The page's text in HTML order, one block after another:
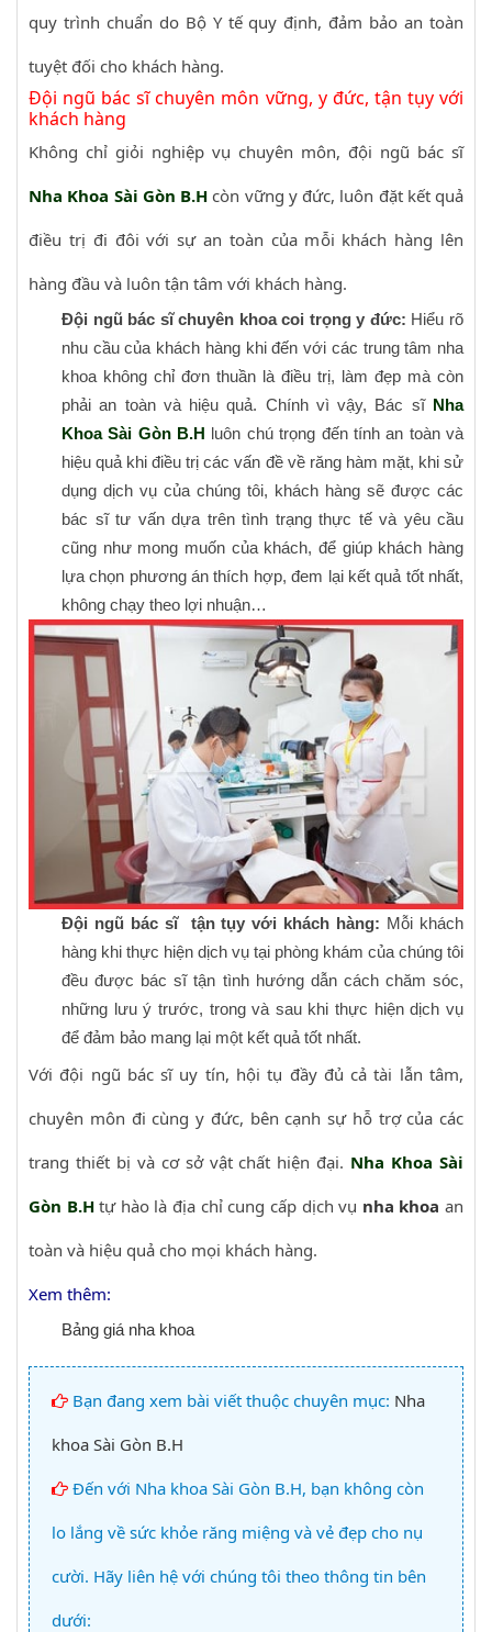
quy trình chuẩn do Bộ Y tế quy định, đảm bảo an toàn
tuyệt đối cho khách hàng.
Đội ngũ bác sĩ chuyên môn vững, y đức, tận tụy với
khách hàng
Không chỉ giỏi nghiệp vụ chuyên môn, đội ngũ bác sĩ
Nha Khoa Sài Gòn B.H còn vững y đức, luôn đặt kết quả
điều trị đi đôi với sự an toàn của mỗi khách hàng lên
hàng đầu và luôn tận tâm với khách hàng.
Đội ngũ bác sĩ chuyên khoa coi trọng y đức: Hiểu rõ
nhu cầu của khách hàng khi đến với các trung tâm nha
khoa không chỉ đơn thuần là điều trị, làm đẹp mà còn
phải an toàn và hiệu quả. Chính vì vậy, Bác sĩ Nha
Khoa Sài Gòn B.H luôn chú trọng đến tính an toàn và
hiệu quả khi điều trị các vấn đề về răng hàm mặt, khi sử
dụng dịch vụ của chúng tôi, khách hàng sẽ được các
bác sĩ tư vấn dựa trên tình trạng thực tế và yêu cầu
cũng như mong muốn của khách, để giúp khách hàng
lựa chọn phương án thích hợp, đem lại kết quả tốt nhất,
không chạy theo lợi nhuận…
Đội ngũ bác sĩ tận tụy với khách hàng: Mỗi khách
hàng khi thực hiện dịch vụ tại phòng khám của chúng tôi
đều được bác sĩ tận tình hướng dẫn cách chăm sóc,
những lưu ý trước, trong và sau khi thực hiện dịch vụ
để đảm bảo mang lại một kết quả tốt nhất.
Với đội ngũ bác sĩ uy tín, hội tụ đầy đủ cả tài lẫn tâm,
chuyên môn đi cùng y đức, bên cạnh sự hỗ trợ của các
trang thiết bị và cơ sở vật chất hiện đại. Nha Khoa Sài
Gòn B.Htự hào là địa chỉ cung cấp dịch vụ nha khoa an
toàn và hiệu quả cho mọi khách hàng.
Xem thêm:
Bảng giá nha khoa
Bạn đang xem bài viết thuộc chuyên mục: Nha
khoa Sài Gòn B.H
Đến với Nha khoa Sài Gòn B.H, bạn không còn
lo lắng về sức khỏe răng miệng và vẻ đẹp cho nụ
cười. Hãy liên hệ với chúng tôi theo thông tin bên
dưới: